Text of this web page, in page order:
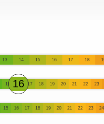
13 14 15 16 17 18
15 16 17 18 19 20 21 22 23
15 16 17 18 19 20 21 22 23 24